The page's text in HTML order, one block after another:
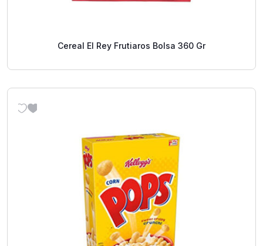
Cereal El Rey Frutiaros Bolsa 360 Gr